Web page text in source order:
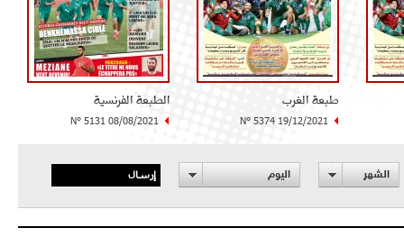
طبعة الغرب
N° 5374 19/12/2021
الطبعة الفرنسية
N° 5131 08/08/2021
الشهر اليوم إرسال